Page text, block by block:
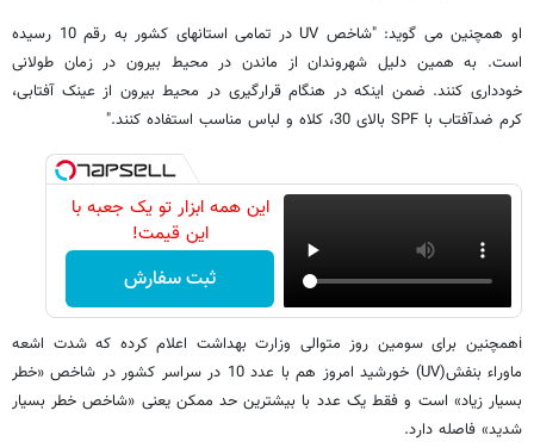
او همچنین می گوید: "شاخص UV در تمامی استانهای کشور به رقم 10 رسیده
است. به همین دلیل شهروندان از ماندن در محیط بیرون در زمان طولانی
خودداری کنند. ضمن اینکه در هنگام قرارگیری در محیط بیرون از عینک آفتابی،
کرم ضدآفتاب‌ با SPF بالای 30، کلاه و لباس مناسب استفاده کنند."
این همه ابزار تو یک جعبه با
این قیمت!
ثبت سفارش
iهمچنین برای سومین روز متوالی وزارت بهداشت اعلام کرده که شدت اشعه
ماوراء بنفش(UV) خورشید امروز هم با عدد 10 در سراسر کشور در شاخص «خطر
بسیار زیاد» است و فقط یک عدد با بیشترین حد ممکن یعنی «شاخص خطر بسیار
شدید» فاصله دارد.